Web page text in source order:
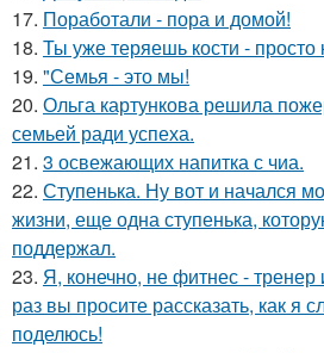
17. Поработали - пора и домой!
18. Ты уже теряешь кости - просто
19. "Семья - это мы!
20. Ольга картункова решила
семьей ради успеха.
21. 3 освежающих напитка с чиа.
22. Ступенька. Ну вот и начался
жизни, еще одна ступенька,
поддержал.
23. Я, конечно, не фитнес - тренер
раз вы просите рассказать, как я
поделюсь!